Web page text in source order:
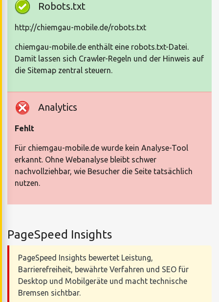
Robots.txt
http://chiemgau-mobile.de/robots.txt
chiemgau-mobile.de enthält eine robots.txt-Datei.
Damit lassen sich Crawler-Regeln und der Hinweis auf
die Sitemap zentral steuern.
Analytics
Fehlt
Für chiemgau-mobile.de wurde kein Analyse-Tool
erkannt. Ohne Webanalyse bleibt schwer
nachvollziehbar, wie Besucher die Seite tatsächlich
nutzen.
PageSpeed Insights
PageSpeed Insights bewertet Leistung,
Barrierefreiheit, bewährte Verfahren und SEO für
Desktop und Mobilgeräte und macht technische
Bremsen sichtbar.